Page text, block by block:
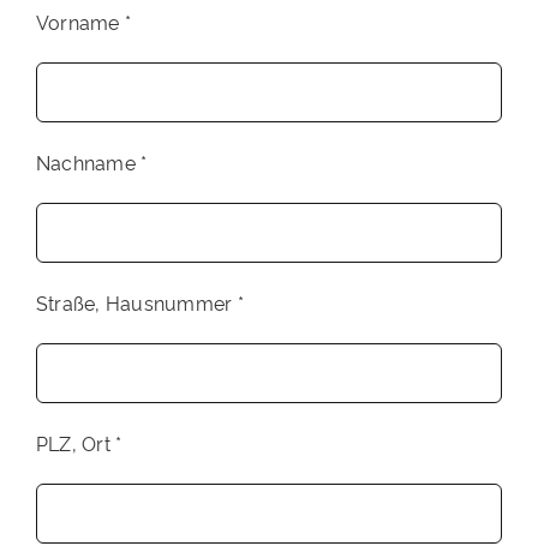
Vorname *
Nachname *
Straße, Hausnummer *
PLZ, Ort *